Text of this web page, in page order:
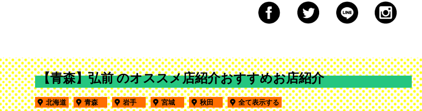
【青森】弘前 のオススメ店紹介おすすめお店紹介
北海道 青森 岩手 宮城 秋田 全て表示する